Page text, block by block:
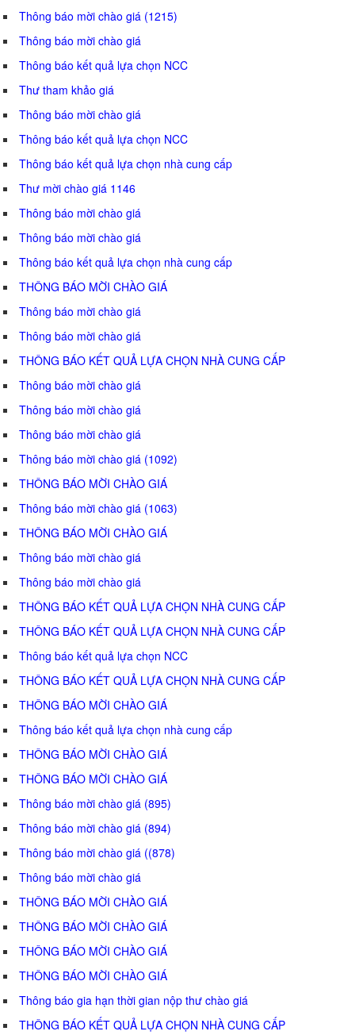
Thông báo mời chào giá (1215)
Thông báo mời chào giá
Thông báo kết quả lựa chọn NCC
Thư tham khảo giá
Thông báo mời chào giá
Thông báo kết quả lựa chọn NCC
Thông báo kết quả lựa chọn nhà cung cấp
Thư mời chào giá 1146
Thông báo mời chào giá
Thông báo mời chào giá
Thông báo kết quả lựa chọn nhà cung cấp
THÔNG BÁO MỜI CHÀO GIÁ
Thông báo mời chào giá
Thông báo mời chào giá
THÔNG BÁO KẾT QUẢ LỰA CHỌN NHÀ CUNG CẤP
Thông báo mời chào giá
Thông báo mời chào giá
Thông báo mời chào giá
Thông báo mời chào giá (1092)
THÔNG BÁO MỜI CHÀO GIÁ
Thông báo mời chào giá (1063)
THÔNG BÁO MỜI CHÀO GIÁ
Thông báo mời chào giá
Thông báo mời chào giá
THÔNG BÁO KẾT QUẢ LỰA CHỌN NHÀ CUNG CẤP
THÔNG BÁO KẾT QUẢ LỰA CHỌN NHÀ CUNG CẤP
Thông báo kết quả lựa chọn NCC
THÔNG BÁO KẾT QUẢ LỰA CHỌN NHÀ CUNG CẤP
THÔNG BÁO MỜI CHÀO GIÁ
Thông báo kết quả lựa chọn nhà cung cấp
THÔNG BÁO MỜI CHÀO GIÁ
THÔNG BÁO MỜI CHÀO GIÁ
Thông báo mời chào giá (895)
Thông báo mời chào giá (894)
Thông báo mời chào giá ((878)
Thông báo mời chào giá
THÔNG BÁO MỜI CHÀO GIÁ
THÔNG BÁO MỜI CHÀO GIÁ
THÔNG BÁO MỜI CHÀO GIÁ
THÔNG BÁO MỜI CHÀO GIÁ
Thông báo gia hạn thời gian nộp thư chào giá
THÔNG BÁO KẾT QUẢ LỰA CHỌN NHÀ CUNG CẤP